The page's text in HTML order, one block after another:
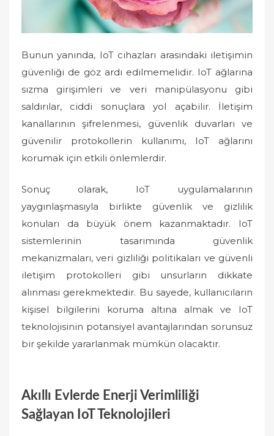
Bunun yanında, IoT cihazları arasındaki iletişimin
güvenliği de göz ardı edilmemelidir. IoT ağlarına
sızma girişimleri ve veri manipülasyonu gibi
saldırılar, ciddi sonuçlara yol açabilir. İletişim
kanallarının şifrelenmesi, güvenlik duvarları ve
güvenilir protokollerin kullanımı, IoT ağlarını
korumak için etkili önlemlerdir.
Sonuç olarak, IoT uygulamalarının
yaygınlaşmasıyla birlikte güvenlik ve gizlilik
konuları da büyük önem kazanmaktadır. IoT
sistemlerinin tasarımında güvenlik
mekanizmaları, veri gizliliği politikaları ve güvenli
iletişim protokolleri gibi unsurların dikkate
alınması gerekmektedir. Bu sayede, kullanıcıların
kişisel bilgilerini koruma altına almak ve IoT
teknolojisinin potansiyel avantajlarından sorunsuz
bir şekilde yararlanmak mümkün olacaktır.
Akıllı Evlerde Enerji Verimliliği
Sağlayan IoT Teknolojileri